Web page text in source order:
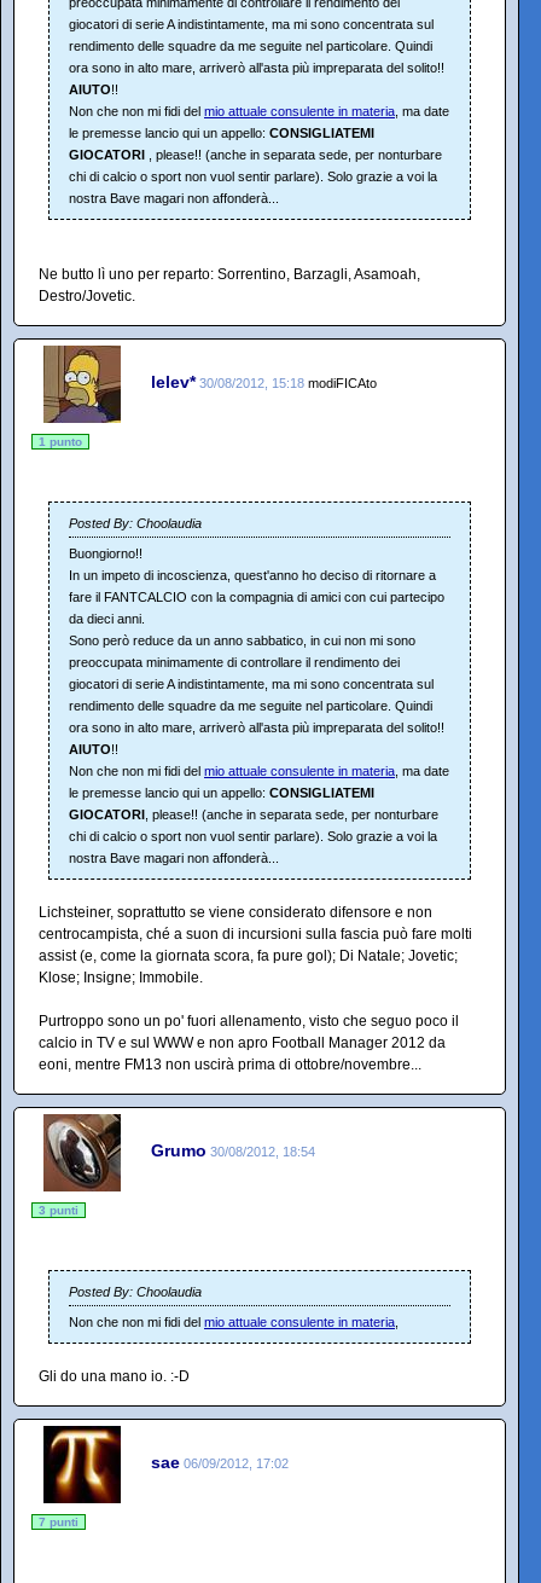
giocatori di serie A indistintamente, ma mi sono concentrata sul
rendimento delle squadre da me seguite nel particolare. Quindi
ora sono in alto mare, arriverò all'asta più impreparata del solito!!
AIUTO!!
Non che non mi fidi del mio attuale consulente in materia , ma date
le premesse lancio qui un appello: CONSIGLIATEMI
GIOCATORI
, please!! (anche in separata sede, per nonturbare
chi di calcio o sport non vuol sentir parlare). Solo grazie a voi la
nostra Bave magari non affonderà...
Ne butto lì uno per reparto: Sorrentino, Barzagli, Asamoah,
Destro/Jovetic.
lelev* 30/08/2012, 15:18 modiFICAto
1 punto
Posted By: Choolaudia
Buongiorno!!
In un impeto di incoscienza, quest'anno ho deciso di ritornare a
fare il FANTCALCIO con la compagnia di amici con cui partecipo
da dieci anni.
Sono però reduce da un anno sabbatico, in cui non mi sono
preoccupata minimamente di controllare il rendimento dei
giocatori di serie A indistintamente, ma mi sono concentrata sul
rendimento delle squadre da me seguite nel particolare. Quindi
ora sono in alto mare, arriverò all'asta più impreparata del solito!!
AIUTO!!
Non che non mi fidi del mio attuale consulente in materia , ma date
le premesse lancio qui un appello: CONSIGLIATEMI
GIOCATORI
, please!! (anche in separata sede, per nonturbare
chi di calcio o sport non vuol sentir parlare). Solo grazie a voi la
nostra Bave magari non affonderà...
Lichsteiner, soprattutto se viene considerato difensore e non
centrocampista, ché a suon di incursioni sulla fascia può fare molti
assist (e, come la giornata scora, fa pure gol); Di Natale; Jovetic;
Klose; Insigne; Immobile.
Purtroppo sono un po' fuori allenamento, visto che seguo poco il
calcio in TV e sul WWW e non apro Football Manager 2012 da
eoni, mentre FM13 non uscirà prima di ottobre/novembre...
Grumo 30/08/2012, 18:54
3 punti
Posted By: Choolaudia
Non che non mi fidi del mio attuale consulente in materia
Gli do una mano io. :-D
sae 06/09/2012, 17:02
7 punti